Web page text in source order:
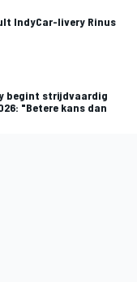
IndyCar-livery Rinus
begint strijdvaardig
"Betere kans dan